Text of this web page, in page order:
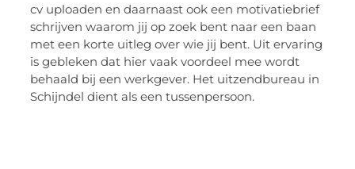
cv uploaden en daarnaast ook een motivatiebrief
schrijven waarom jij op zoek bent naar een baan
met een korte uitleg over wie jij bent. Uit ervaring
is gebleken dat hier vaak voordeel mee wordt
behaald bij een werkgever. Het uitzendbureau in
Schijndel dient als een tussenpersoon.